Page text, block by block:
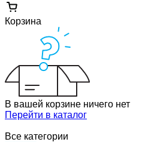
Корзина
В вашей корзине ничего нет
Перейти в каталог
Все категории